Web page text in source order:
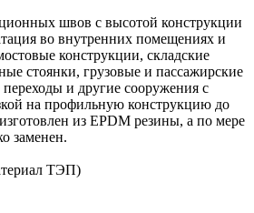
швов с высотой конструкции
во внутренних помещениях и
конструкции, складские
стоянки, грузовые и пассажирские
и другие сооружения с
на профильную конструкцию до
из EPDM резины, а по мере
заменен.
ТЭП)